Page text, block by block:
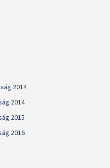
2014
2014
2015
2016